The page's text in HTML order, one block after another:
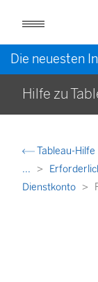
Die neuesten
Hilfe zu
Tableau-Hilfe
...
Dienstkonto